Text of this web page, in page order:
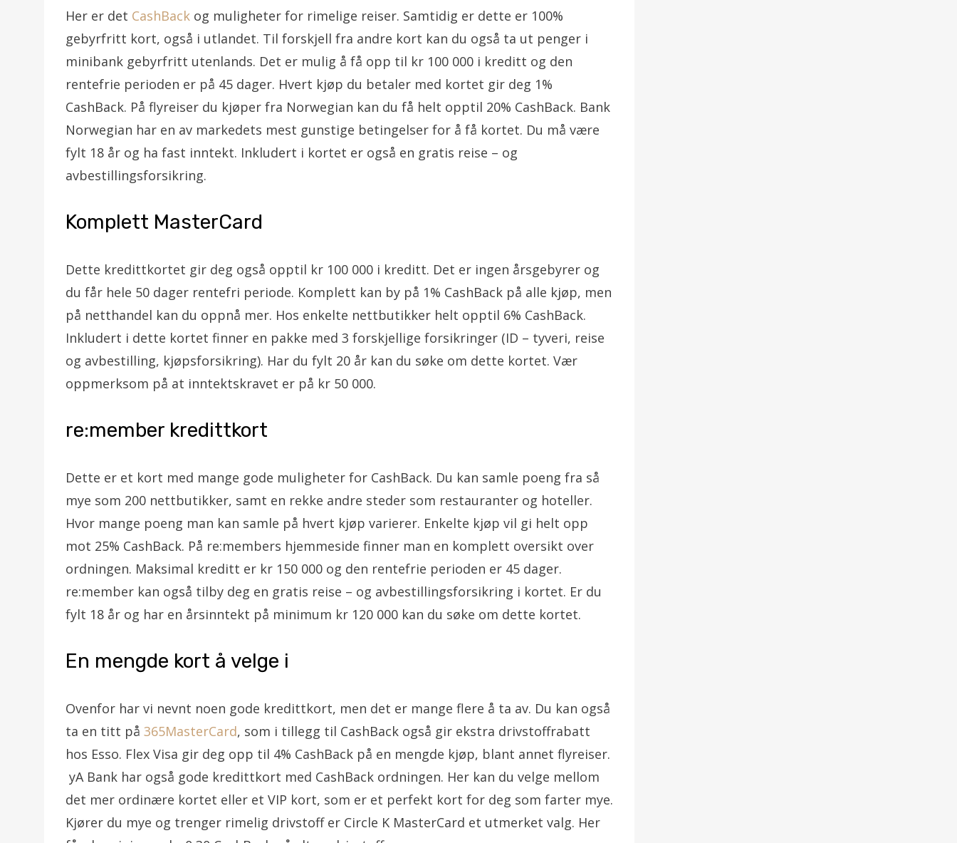
Her er det CashBack og muligheter for rimelige reiser. Samtidig er dette er 100%
gebyrfritt kort, også i utlandet. Til forskjell fra andre kort kan du også ta ut penger i
minibank gebyrfritt utenlands. Det er mulig å få opp til kr 100 000 i kreditt og den
rentefrie perioden er på 45 dager. Hvert kjøp du betaler med kortet gir deg 1%
CashBack. På flyreiser du kjøper fra Norwegian kan du få helt opptil 20% CashBack. Bank
Norwegian har en av markedets mest gunstige betingelser for å få kortet. Du må være
fylt 18 år og ha fast inntekt. Inkludert i kortet er også en gratis reise – og
avbestillingsforsikring.
Komplett MasterCard
Dette kredittkortet gir deg også opptil kr 100 000 i kreditt. Det er ingen årsgebyrer og
du får hele 50 dager rentefri periode. Komplett kan by på 1% CashBack på alle kjøp, men
på netthandel kan du oppnå mer. Hos enkelte nettbutikker helt opptil 6% CashBack.
Inkludert i dette kortet finner en pakke med 3 forskjellige forsikringer (ID – tyveri, reise
og avbestilling, kjøpsforsikring). Har du fylt 20 år kan du søke om dette kortet. Vær
oppmerksom på at inntektskravet er på kr 50 000.
re:member kredittkort
Dette er et kort med mange gode muligheter for CashBack. Du kan samle poeng fra så
mye som 200 nettbutikker, samt en rekke andre steder som restauranter og hoteller.
Hvor mange poeng man kan samle på hvert kjøp varierer. Enkelte kjøp vil gi helt opp
mot 25% CashBack. På re:members hjemmeside finner man en komplett oversikt over
ordningen. Maksimal kreditt er kr 150 000 og den rentefrie perioden er 45 dager.
re:member kan også tilby deg en gratis reise – og avbestillingsforsikring i kortet. Er du
fylt 18 år og har en årsinntekt på minimum kr 120 000 kan du søke om dette kortet.
En mengde kort å velge i
Ovenfor har vi nevnt noen gode kredittkort, men det er mange flere å ta av. Du kan også
ta en titt på 365MasterCard, som i tillegg til CashBack også gir ekstra drivstoffrabatt
hos Esso. Flex Visa gir deg opp til 4% CashBack på en mengde kjøp, blant annet flyreiser.
yA Bank har også gode kredittkort med CashBack ordningen. Her kan du velge mellom
det mer ordinære kortet eller et VIP kort, som er et perfekt kort for deg som farter mye.
Kjører du mye og trenger rimelig drivstoff er Circle K MasterCard et utmerket valg. Her